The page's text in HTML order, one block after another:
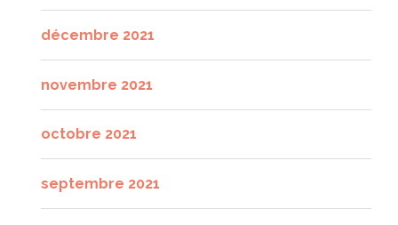
décembre 2021
novembre 2021
octobre 2021
septembre 2021